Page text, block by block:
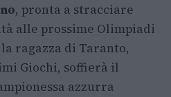
, pronta a stracciare
alle prossime Olimpiadi
la ragazza di Taranto,
Giochi, soffierà il
azzurra